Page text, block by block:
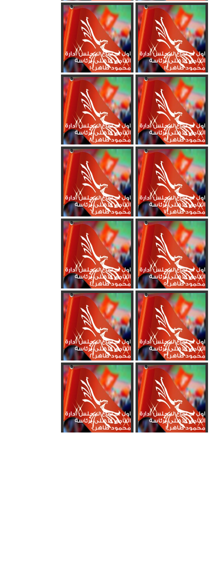
اول اجتماع لمجلس ادارة
النادى الاهلى برئاسة
محمود طاهر_11
اول اجتماع لمجلس ادارة
النادى الاهلى برئاسة
محمود طاهر_10
اول اجتماع لمجلس ادارة
النادى الاهلى برئاسة
محمود طاهر_9
اول اجتماع لمجلس ادارة
النادى الاهلى برئاسة
محمود طاهر_8
اول اجتماع لمجلس ادارة
النادى الاهلى برئاسة
محمود طاهر_7
اول اجتماع لمجلس ادارة
النادى الاهلى برئاسة
محمود طاهر_6
اول اجتماع لمجلس ادارة
النادى الاهلى برئاسة
محمود طاهر_5
اول اجتماع لمجلس ادارة
النادى الاهلى برئاسة
محمود طاهر_4
اول اجتماع لمجلس ادارة
النادى الاهلى برئاسة
محمود طاهر_3
اول اجتماع لمجلس ادارة
النادى الاهلى برئاسة
محمود طاهر_2
اول اجتماع لمجلس ادارة
النادى الاهلى برئاسة
محمود طاهر_1
اول اجتماع لمجلس ادارة
النادى الاهلى برئاسة
محمود طاهر_0